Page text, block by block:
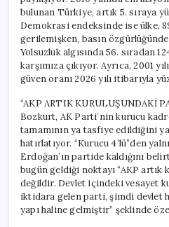
bulunan Türkiye, artık 5. sıraya
Demokrasi endeksinde ise ülke,
gerilemişken, basın özgürlüğünde
Yolsuzluk algısında 56. sıradan
karşımıza çıkıyor. Ayrıca, 2001
güven oranı 2026 yılı itibarıyla
“AKP ARTIK KURULUŞUNDAKİ
Bozkurt, AK Parti’nin kurucu
tamamının ya tasfiye edildiğini
hatırlatıyor. “Kurucu 4’lü”den
Erdoğan’ın partide kaldığını
bugün geldiği noktayı “AKP
değildir. Devlet içindeki vesayet
iktidara gelen parti, şimdi
yapı haline gelmiştir” şeklinde